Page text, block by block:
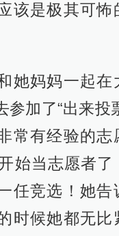
该是极其可怖
她妈妈一起在
参加了“出来投
常有经验的志
始当志愿者了
任竞选！她告
时候她都无比